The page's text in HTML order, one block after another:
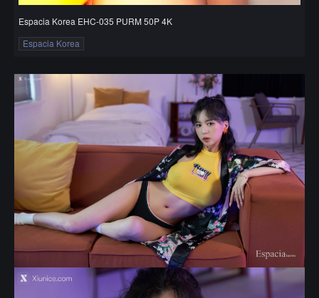
Espacia Korea EHC-035 PURM 50P 4K
Espacia Korea